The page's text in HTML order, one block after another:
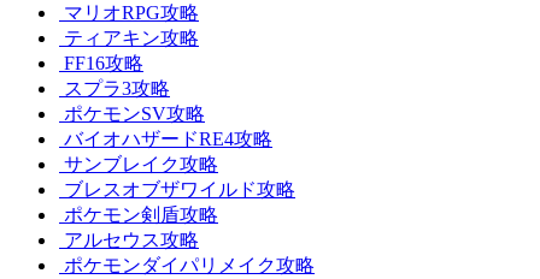
マリオRPG攻略
ティアキン攻略
FF16攻略
スプラ3攻略
ポケモンSV攻略
バイオハザードRE4攻略
サンブレイク攻略
ブレスオブザワイルド攻略
ポケモン剣盾攻略
アルセウス攻略
ポケモンダイパリメイク攻略